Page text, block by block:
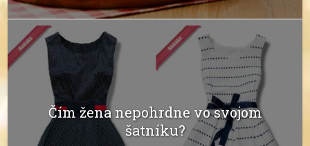
Čím žena nepohrdne vo svojom
šatníku?